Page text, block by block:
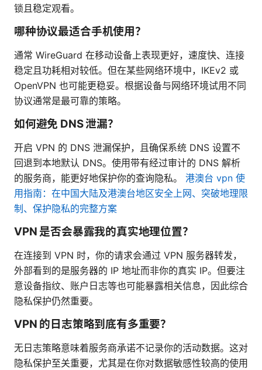
锁且稳定观看。
哪种协议最适合手机使用？
通常 WireGuard 在移动设备上表现更好，速度快、连接
稳定且功耗相对较低。但在某些网络环境中，IKEv2 或
OpenVPN 也可能更稳妥。根据设备与网络环境试用不同
协议通常是最可靠的策略。
如何避免 DNS 泄漏？
开启 VPN 的 DNS 泄漏保护，且确保系统 DNS 设置不
回退到本地默认 DNS。使用带有经过审计的 DNS 解析
的服务商，能更好地保护你的查询隐私。 港澳台 vpn 使
用指南：在中国大陆及港澳台地区安全上网、突破地理限
制、保护隐私的完整方案
VPN 是否会暴露我的真实地理位置？
在连接到 VPN 时，你的请求会通过 VPN 服务器转发，
外部看到的是服务器的 IP 地址而非你的真实 IP。但要注
意设备指纹、账户日志等也可能暴露相关信息，因此综合
隐私保护仍然重要。
VPN 的日志策略到底有多重要？
无日志策略意味着服务商承诺不记录你的活动数据。这对
隐私保护至关重要，尤其是在你对数据敏感性较高的使用